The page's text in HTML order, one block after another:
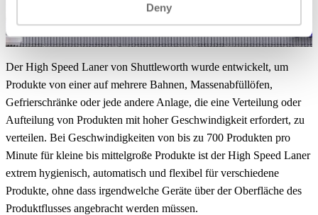
Deny
Der High Speed Laner von Shuttleworth wurde entwickelt, um
Produkte von einer auf mehrere Bahnen, Massenabfüllöfen,
Gefrierschränke oder jede andere Anlage, die eine Verteilung oder
Aufteilung von Produkten mit hoher Geschwindigkeit erfordert, zu
verteilen. Bei Geschwindigkeiten von bis zu 700 Produkten pro
Minute für kleine bis mittelgroße Produkte ist der High Speed Laner
extrem hygienisch, automatisch und flexibel für verschiedene
Produkte, ohne dass irgendwelche Geräte über der Oberfläche des
Produktflusses angebracht werden müssen.